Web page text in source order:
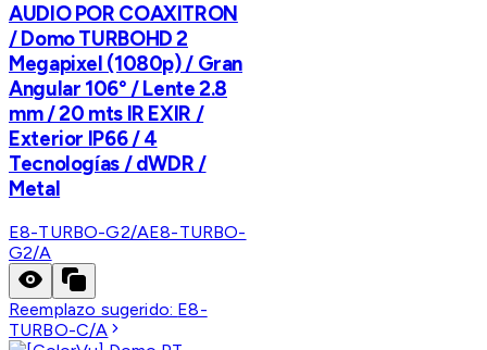
AUDIO POR COAXITRON
/ Domo TURBOHD 2
Megapixel (1080p) / Gran
Angular 106° / Lente 2.8
mm / 20 mts IR EXIR /
Exterior IP66 / 4
Tecnologías / dWDR /
Metal
E8-TURBO-G2/AE8-TURBO-
G2/A
Reemplazo sugerido: E8-
TURBO-C/A